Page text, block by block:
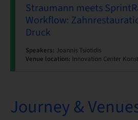
Straumann meets
Workflow:
Druck
Speakers: Joannis Tsiotidis
Venue location: Innovation Center
Journey &